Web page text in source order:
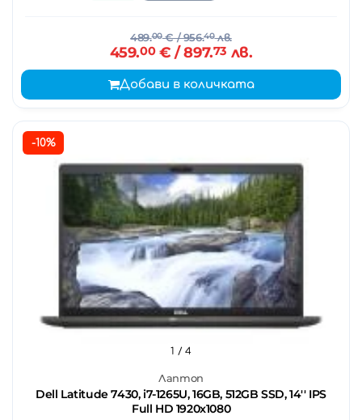
489.00€/ 956.40лв.
459.00€ / 897.73 лв.
Добави в количката
-10%
Лаптоп
Dell Latitude 7430, i7-1265U, 16GB, 512GB SSD, 14'' IPS
Full HD 1920x1080
1 / 4